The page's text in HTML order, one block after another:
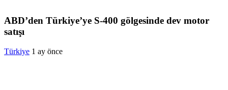
ABD’den Türkiye’ye S-400 gölgesinde dev motor
satışı
Türkiye 1 ay önce